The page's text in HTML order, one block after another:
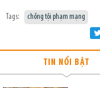
Tags: chống tội phạm mạng
TIN NỔI BẬT